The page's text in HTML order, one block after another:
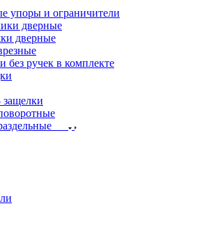
упоры и ограничители
дверные
дверные
без ручек в комплекте
защелки